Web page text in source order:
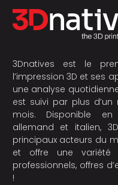
3Dnatives est le
l’impression 3D et ses
une analyse
est suivi par plus
mois. Disponible en
allemand et italien,
principaux acteurs du
et offre une variété
professionnels, offres
!